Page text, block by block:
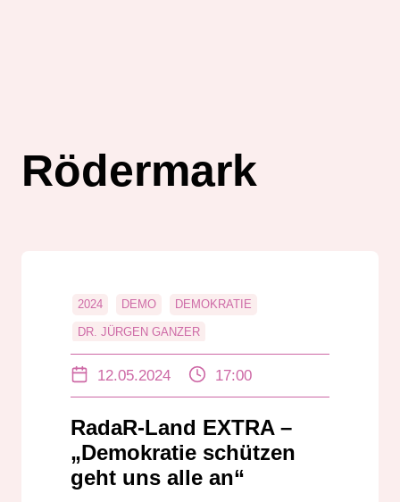
Rödermark
2024 DEMO DEMOKRATIE
DR. JÜRGEN GANZER
ROLAND LENZ
12.05.2024 17:00
RadaR-Land EXTRA –
„Demokratie schützen
geht uns alle an“